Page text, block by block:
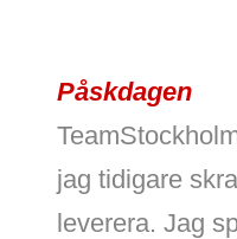
Påskdagen
jag tidigare
leverera. Jag